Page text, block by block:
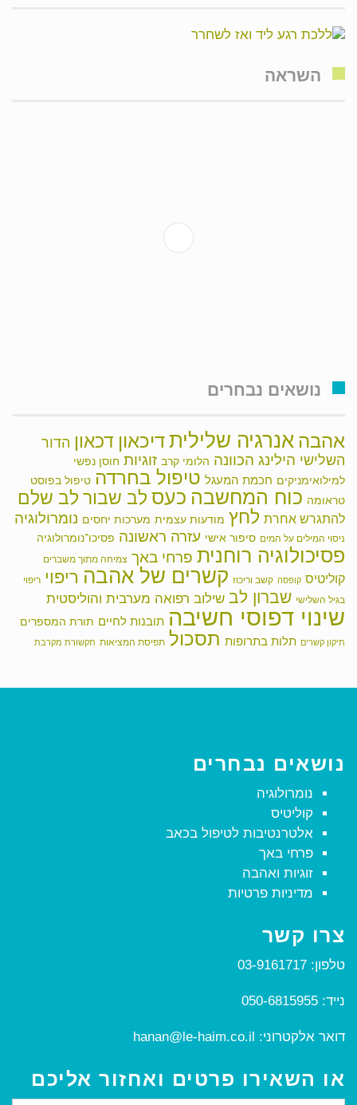
השראה
נושאים נבחרים
אהבה אנרגיה שליליתדיכאון דכאון הדור
השלישי הילינג הכוונה הלומי קרב זוגיות חוסן נפשי
למילואימניקים חכמת המעגל טיפול בחרדה טיפול בפוסט
טראומה כוח המחשבה כעס לב שבור לב שלם
להתגרש אחרת לחץ מודעות עצמית מערכות יחסים נומרולוגיה
ניסוי המילים על המים סיפור אישי עזרה ראשונה פסיכו־נומרולוגיה
פסיכולוגיה רוחנית פרחי באך צמיחה מתוך משברים
קוליטיס קופסה קשב וריכוז קשרים של אהבה ריפוי ריפוי
בגיל השלישי שברון לב שילוב רפואה מערבית והוליסטית
שינוי דפוסי חשיבה תובנות לחיים תורת המספרים
תיקון קשרים תלות בתרופות תסכול תפיסת המציאות תקשורת מקרבת
נושאים נבחרים
נומרולוגיה
קוליטיס
אלטרנטיבות לטיפול בכאב
פרחי באך
זוגיות ואהבה
מדיניות פרטיות
צרו קשר
טלפון: 03-9161717
נייד: 050-6815955
דואר אלקטרוני: hanan@le-haim.co.il
או השאירו פרטים ואחזור אליכם